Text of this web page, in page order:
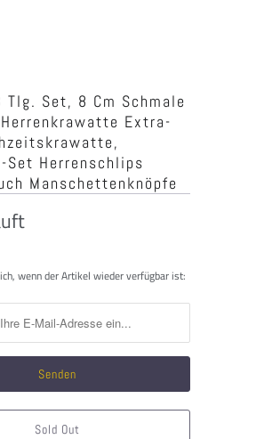
Tlg. Set, 8 Cm Schmale
Extra-
Set Herrenschlips
Manschettenknöpfe
wenn der Artikel wieder verfügbar ist:
Sold Out